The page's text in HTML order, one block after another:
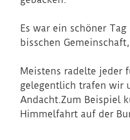
Es war ein schöner
bisschen
Meistens radelte jeder
gelegentlich trafen wir
Andacht.Zum Beispiel
Himmelfahrt auf der